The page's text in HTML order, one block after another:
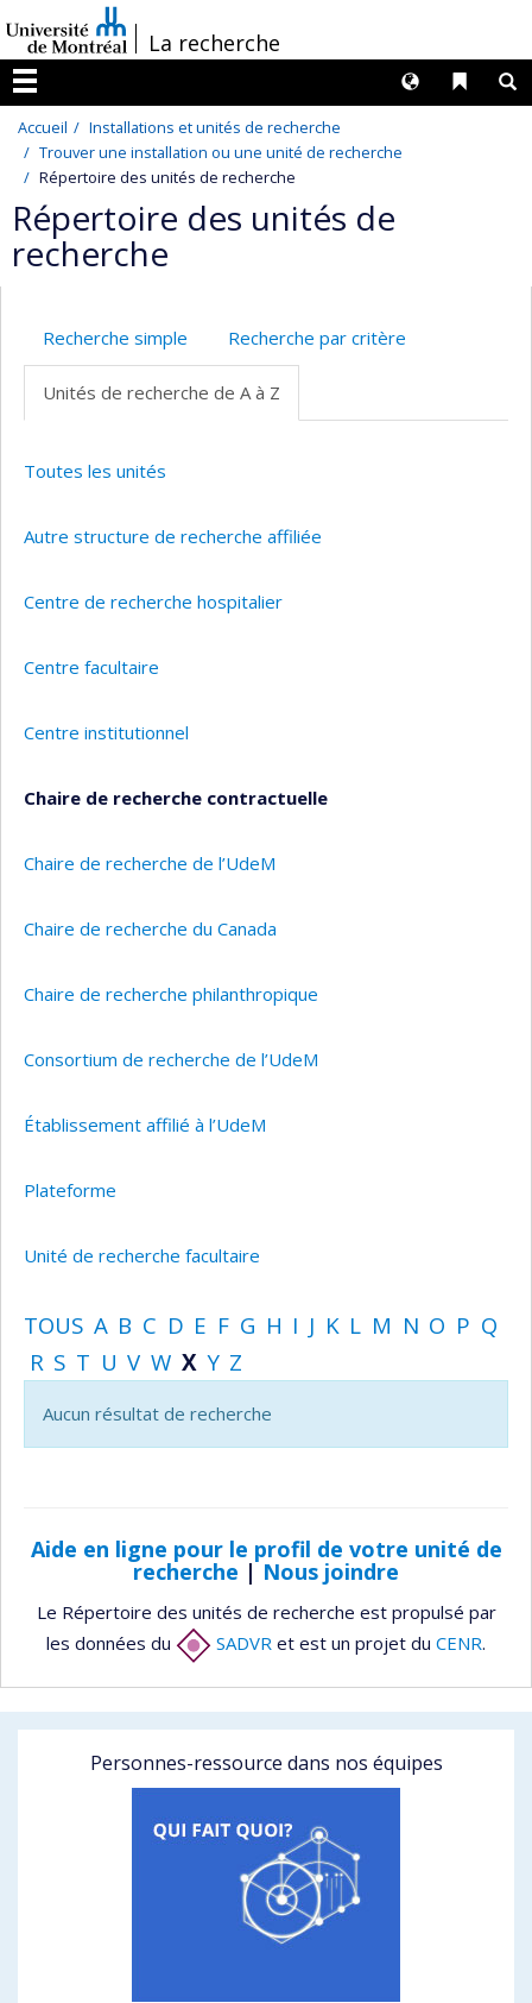
au
contenu
/La recherche
Menu
Liens
Langues
Accueil
Installations et unités de recherche
Trouver une installation ou une unité de recherche
Répertoire des unités de recherche
Répertoire des unités de
recherche
Recherche simple Recherche par critère
Unités de recherche de A à Z
Toutes les unités
Autre structure de recherche affiliée
Centre de recherche hospitalier
Centre facultaire
Centre institutionnel
Chaire de recherche contractuelle
Chaire de recherche de l’UdeM
Chaire de recherche du Canada
Chaire de recherche philanthropique
Consortium de recherche de l’UdeM
Établissement affilié à l’UdeM
Plateforme
Unité de recherche facultaire
TOUS A B C D E F G H I J K L M N O P Q
R S T U V W X Y Z
Aucun résultat de recherche
Aide en ligne pour le profil de votre unité de
recherche | Nous joindre
Le Répertoire des unités de recherche est propulsé par
les données du
SADVR et est un projet du CENR.
Personnes-ressource dans nos équipes